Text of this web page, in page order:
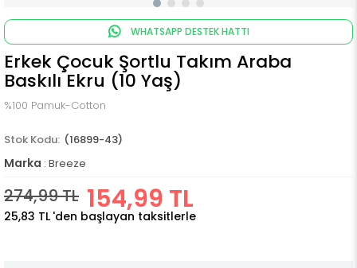
WHATSAPP DESTEK HATTI
Erkek Çocuk Şortlu Takım Araba
Baskılı Ekru (10 Yaş)
%100 Pamuk-Cotton
(16899-43)
Marka : Breeze
274,99 TL 154,99 TL
25,83 TL 'den başlayan taksitlerle